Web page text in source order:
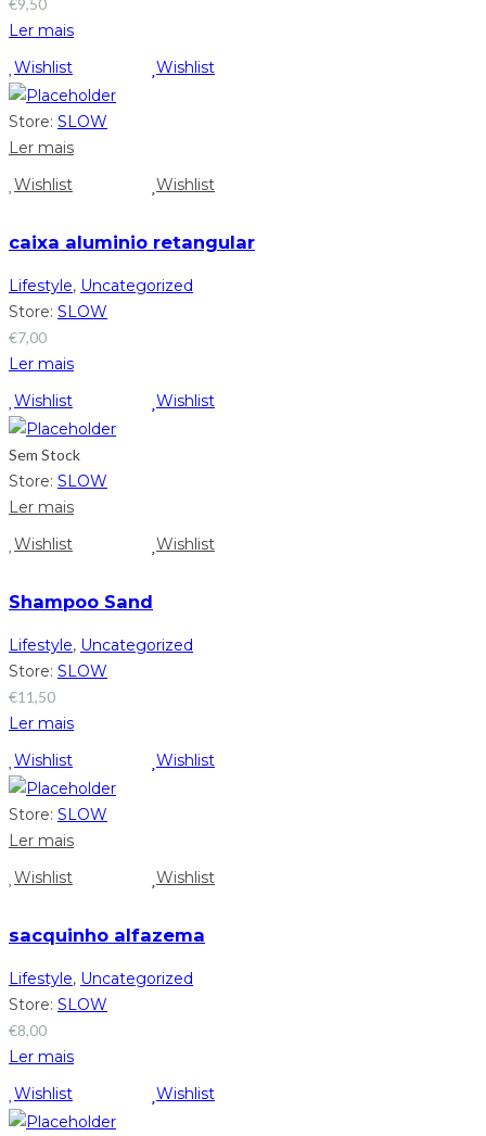
€9,50
Ler mais
Wishlist
Wishlist
Store: SLOW
Ler mais
Wishlist
Wishlist
caixa aluminio retangular
Lifestyle, Uncategorized
Store: SLOW
€7,00
Ler mais
Wishlist
Wishlist
Sem Stock
Store: SLOW
Ler mais
Wishlist
Wishlist
Shampoo Sand
Lifestyle, Uncategorized
Store: SLOW
€11,50
Ler mais
Wishlist
Wishlist
Store: SLOW
Ler mais
Wishlist
Wishlist
sacquinho alfazema
Lifestyle, Uncategorized
Store: SLOW
€8,00
Ler mais
Wishlist
Wishlist